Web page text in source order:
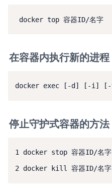
docker top 容器ID/名字
在容器内执行新的进程
停止守护式容器的方法
1 docker stop 容器ID/名字
2 docker kill 容器ID/名字